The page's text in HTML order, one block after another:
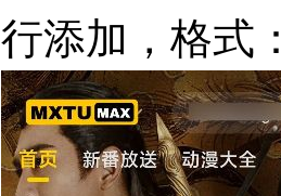
行添加，格式